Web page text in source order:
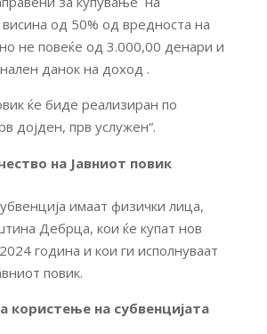
од 50% од вредноста на
не повеќе од 3.000,00 денари и
данок на доход .
ќе биде реализиран по
дојден, прв услужен“.
на Јавниот повик
имаат физички лица,
Дебрца, кои ќе купат нов
година и кои ги исполнуваат
повик.
користење на субвенцијата